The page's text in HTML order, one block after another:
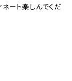
ート楽しんでくだ